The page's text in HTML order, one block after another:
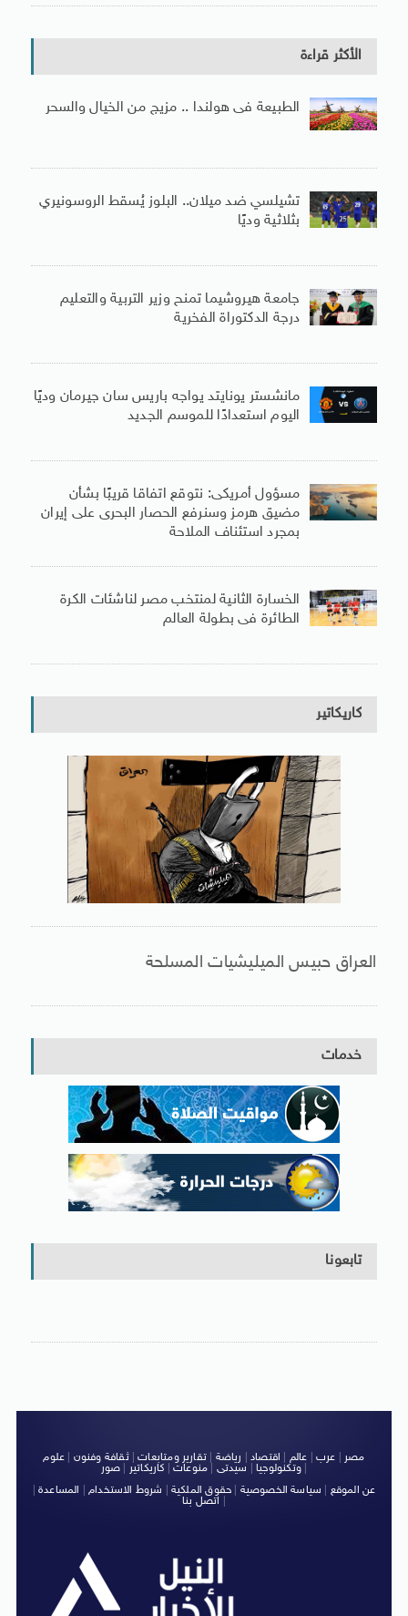
الأكثر قراءة
الطبيعة فى هولندا .. مزيج من الخيال والسحر
تشيلسي ضد ميلان.. البلوز يُسقط الروسونيري
بثلاثية وديًا
جامعة هيروشيما تمنح وزير التربية والتعليم
درجة الدكتوراة الفخرية
مانشستر يونايتد يواجه باريس سان جيرمان وديًا
اليوم استعدادًا للموسم الجديد
مسؤول أمريكى: نتوقع اتفاقا قريبًا بشأن
مضيق هرمز وسنرفع الحصار البحرى على إيران
بمجرد استئناف الملاحة
الخسارة الثانية لمنتخب مصر لناشئات الكرة
الطائرة فى بطولة العالم
كاريكاتير
العراق حبيس الميليشيات المسلحة
خدمات
تابعونا
مصر عرب عالم اقتصاد رياضة |تقارير ومتابعات|ثقافة وفنون
علوم
وتكنولوجيا| سيدتى منوعات كاريكاتير صور
|
عن الموقع
سياسة الخصوصية حقوق الملكية شروط الاستخدام| المساعدة|
اتصل بنا